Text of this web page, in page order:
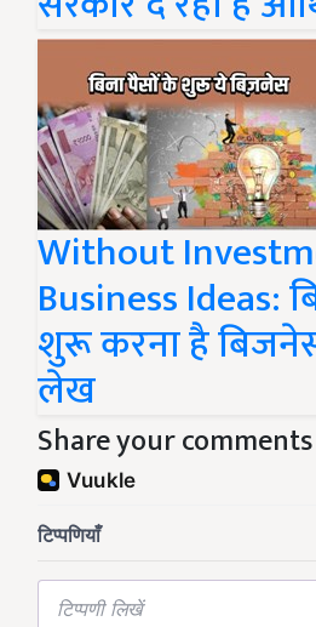
Without
Business Ideas:
शुरू करना है
लेख
Share your comments